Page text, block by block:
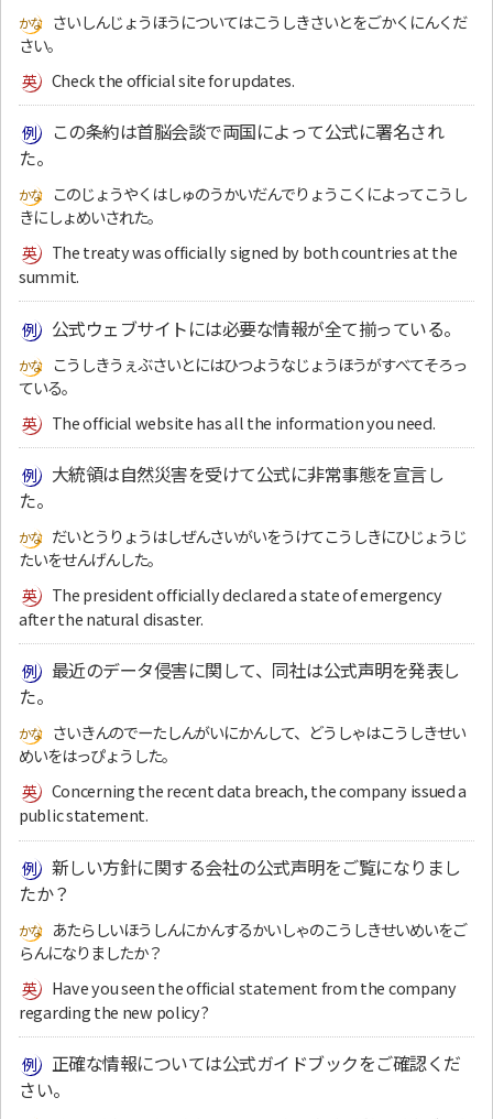
さいしんじょうほうについてはこうしきさいとをごかくにんくだ
さい。
Check the official site for updates.
この条約は首脳会談で両国によって公式に署名され
た。
このじょうやくはしゅのうかいだんでりょうこくによってこうし
きにしょめいされた。
The treaty was officially signed by both countries at the
summit.
公式ウェブサイトには必要な情報が全て揃っている。
こうしきうぇぶさいとにはひつようなじょうほうがすべてそろっ
ている。
The official website has all the information you need.
大統領は自然災害を受けて公式に非常事態を宣言し
た。
だいとうりょうはしぜんさいがいをうけてこうしきにひじょうじ
たいをせんげんした。
The president officially declared a state of emergency
after the natural disaster.
最近のデータ侵害に関して、同社は公式声明を発表し
た。
さいきんのでーたしんがいにかんして、どうしゃはこうしきせい
めいをはっぴょうした。
Concerning the recent data breach, the company issued a
public statement.
新しい方針に関する会社の公式声明をご覧になりまし
たか？
あたらしいほうしんにかんするかいしゃのこうしきせいめいをご
らんになりましたか？
Have you seen the official statement from the company
regarding the new policy?
正確な情報については公式ガイドブックをご確認くだ
さい。